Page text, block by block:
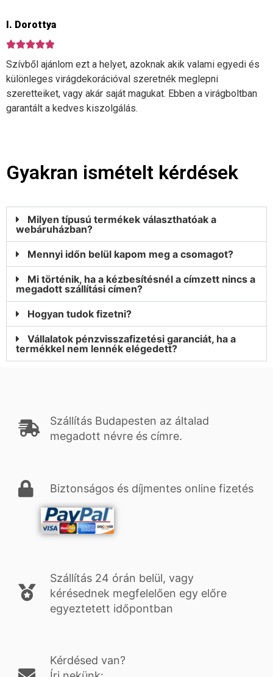
I. Dorottya
Szívből ajánlom ezt a helyet, azoknak akik valami egyedi és
különleges virágdekorációval szeretnék meglepni
szeretteiket, vagy akár saját magukat. Ebben a virágboltban
garantált a kedves kiszolgálás.
Gyakran ismételt kérdések
Milyen típusú termékek választhatóak a
webáruházban?
Mennyi időn belül kapom meg a csomagot?
Mi történik, ha a kézbesítésnél a címzett nincs a
megadott szállítási címen?
Hogyan tudok fizetni?
Vállalatok pénzvisszafizetési garanciát, ha a
termékkel nem lennék elégedett?
Szállítás Budapesten az általad
megadott névre és címre.
Biztonságos és díjmentes online fizetés
Szállítás 24 órán belül, vagy
kérésednek megfelelően egy előre
egyeztetett időpontban
Kérdésed van?